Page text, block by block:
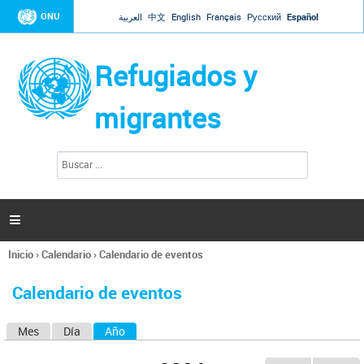
Jump to navigation
ONU العربية 中文 English Français Русский Español
Refugiados y
migrantes
l
s

Se
usted
Inicio›Calendario›Calendario de eventos
Calendario de eventos
Mes Día Año